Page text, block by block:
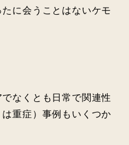
に会うことはないケモ
なくとも日常で関連性
重症）事例もいくつか